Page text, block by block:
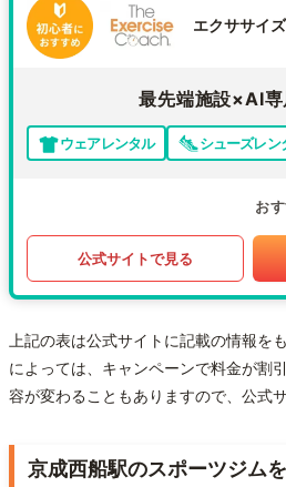
エクササイ
最先端施設×AI
ウェアレンタル シューズレン
お
公式サイトで見る
上記の表は公式サイトに記載の情報を
によっては、キャンペーンで料金が割
容が変わることもありますので、公式
京成西船駅のスポーツジム